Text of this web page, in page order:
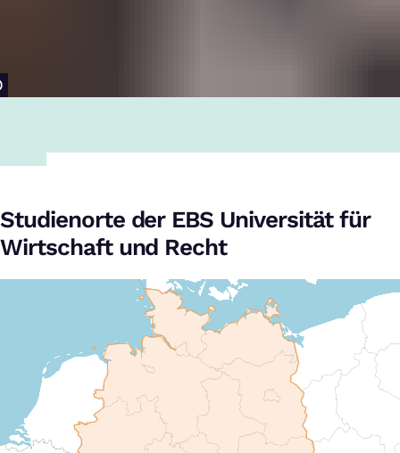
Studienorte der EBS Universität für
Wirtschaft und Recht